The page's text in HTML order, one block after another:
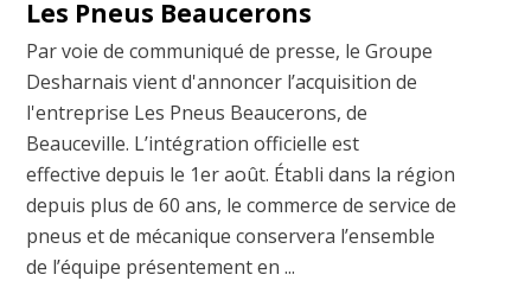
Les Pneus Beaucerons
Par voie de communiqué de presse, le Groupe
Desharnais vient d'annoncer l’acquisition de
l'entreprise Les Pneus Beaucerons, de
Beauceville. L’intégration officielle est
effective depuis le 1er août. Établi dans la région
depuis plus de 60 ans, le commerce de service de
pneus et de mécanique conservera l’ensemble
de l’équipe présentement en ...